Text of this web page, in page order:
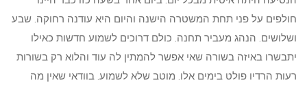
חולפים על פני תחת המשטרה הישנה והיום היא עודנה רחוקה. שבע
ושלושים. הנהג מעביר תחנה. כולם דרוכים לשמוע חדשות כאילו
יתבשרו באיזה בשורה שאי אפשר להמתין לה עוד והלוא רק בשורות
רעות הרדיו פולט בימים אלו. מוטב שלא לשמוע. בוודאי שאין מה